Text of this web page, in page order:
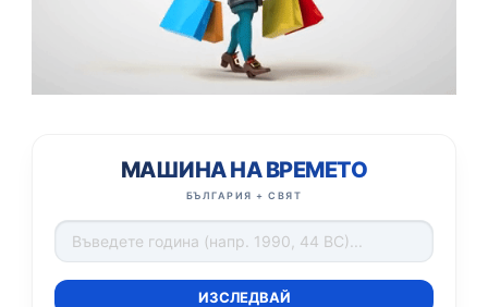
МАШИНА НА ВРЕМЕТО
БЪЛГАРИЯ + СВЯТ
ИЗСЛЕДВАЙ